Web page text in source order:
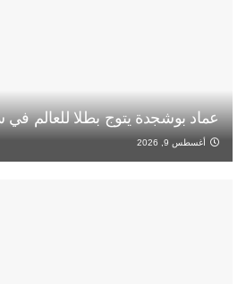
عماد بوشجدة يتوج بطلا للعالم في سباق
أغسطس 9, 2026